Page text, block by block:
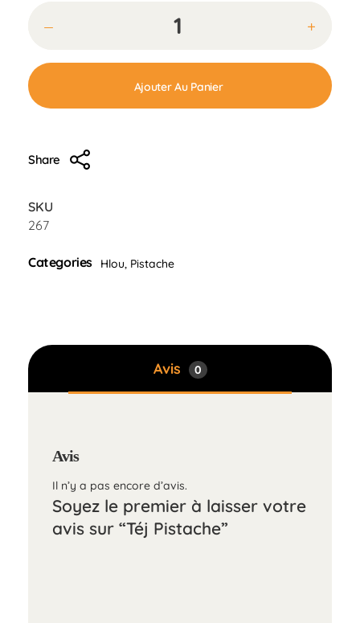
Ajouter Au Panier
Share
SKU
267
Categories Hlou, Pistache
Avis 0
Avis
Il n’y a pas encore d’avis.
Soyez le premier à laisser votre
avis sur “Téj Pistache”